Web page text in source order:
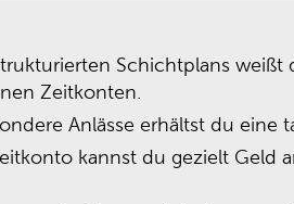
Schichtplans
Zeitkonten.
Anlässe erhältst du eine
kannst du gezielt